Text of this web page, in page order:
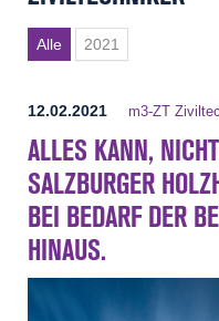
Metalltechnische Industrie
Rubner Haus
Wirtschaft
Media
Alle 2021
12.02.2021 m3-ZT
ALLES KANN,
SALZBURGER
BEI BEDARF DER
HINAUS.